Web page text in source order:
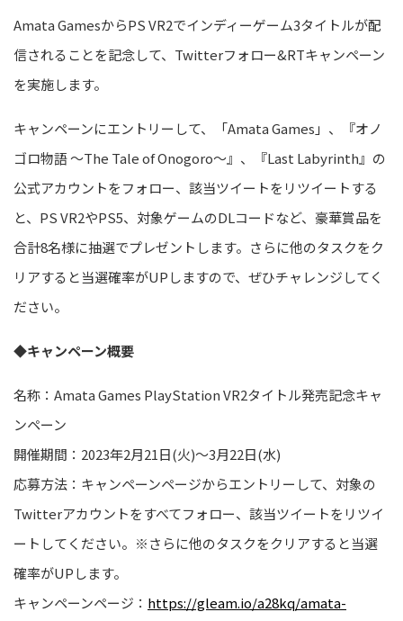
Amata GamesからPSVR2でインディーゲーム3タイトルが配
信されることを記念して、Twitterフォロー&RTキャンペーン
を実施します。
キャンペーンにエントリーして、
「Amata Games」、『オノ
ゴロ物語 ～The Tale of Onogoro～』、『Last Labyrinth』の
公式アカウントをフォロー、該当ツイートをリツイートする
と、 PS VR2やPS5、対象ゲームのDLコードなど、豪華賞品を
合計8名様に抽選でプレゼントします。さらに他のタスクをク
リアすると当選確率がUPしますので、ぜひチャレンジしてく
ださい。
◆キャンペーン概要
名称 ： Amata Games PlayStation VR2タイトル発売記念キャ
ンペーン
開催期間： 2023年2月21日(火)～3月22日(水)
応募方法：キャンペーンページからエントリーして、対象の
Twitterアカウントをすべてフォロー、 該当ツイートをリツイ
ートしてください。 ※さらに他のタスクをクリアすると当選
確率がUPします。
キャンペーンページ ： https://gleam.io/a28kq/amata-